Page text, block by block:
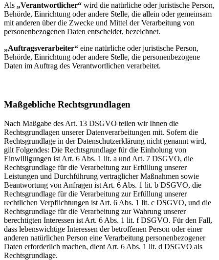
Als „Verantwortlicher“ wird die natürliche oder juristische Person,
Behörde, Einrichtung oder andere Stelle, die allein oder gemeinsam
mit anderen über die Zwecke und Mittel der Verarbeitung von
personenbezogenen Daten entscheidet, bezeichnet.
„Auftragsverarbeiter“ eine natürliche oder juristische Person,
Behörde, Einrichtung oder andere Stelle, die personenbezogene
Daten im Auftrag des Verantwortlichen verarbeitet.
Maßgebliche Rechtsgrundlagen
Nach Maßgabe des Art. 13 DSGVO teilen wir Ihnen die
Rechtsgrundlagen unserer Datenverarbeitungen mit. Sofern die
Rechtsgrundlage in der Datenschutzerklärung nicht genannt wird,
gilt Folgendes: Die Rechtsgrundlage für die Einholung von
Einwilligungen ist Art. 6 Abs. 1 lit. a und Art. 7 DSGVO, die
Rechtsgrundlage für die Verarbeitung zur Erfüllung unserer
Leistungen und Durchführung vertraglicher Maßnahmen sowie
Beantwortung von Anfragen ist Art. 6 Abs. 1 lit. b DSGVO, die
Rechtsgrundlage für die Verarbeitung zur Erfüllung unserer
rechtlichen Verpflichtungen ist Art. 6 Abs. 1 lit. c DSGVO, und die
Rechtsgrundlage für die Verarbeitung zur Wahrung unserer
berechtigten Interessen ist Art. 6 Abs. 1 lit. f DSGVO. Für den Fall,
dass lebenswichtige Interessen der betroffenen Person oder einer
anderen natürlichen Person eine Verarbeitung personenbezogener
Daten erforderlich machen, dient Art. 6 Abs. 1 lit. d DSGVO als
Rechtsgrundlage.